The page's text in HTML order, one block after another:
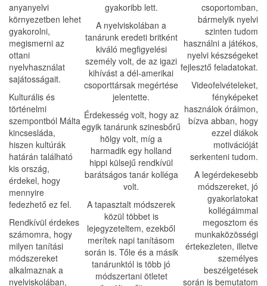
anyanyelvi
környezetben lehet
gyakorolni,
megismerni az
ottani
nyelvhasználat
sajátosságait.
Kulturális és
történelmi
szempontból Málta
kincsesláda,
hiszen kultúrák
határán található
kis ország,
érdekel, hogy
mennyire
fedezhető ez fel.
Rendkívül érdekes
számomra, hogy
milyen tanítási
módszereket
alkalmaznak a
nyelviskolában,
gyakoribb lett.
A nyelviskolában a
tanárunk eredeti britként
kiváló megfigyelési
személy volt, de az igazi
kihívást a dél-amerikai
csoporttársak megértése
jelentette.
Érdekesség volt, hogy az
egyik tanárunk szinesbőrű
hölgy volt, míg a
harmadik egy holland
hippi külsejű rendkívül
barátságos tanár kolléga
volt.
A tapasztalt módszerek
közül többet is
lejegyzeteltem, ezekből
merítek napi tanításom
során is. Tőle és a másik
tanárunktól is több jó
módszertani ötletet
csoportomban,
bármelyik nyelvi
szinten tudom
használni a játékos,
nyelvi készségeket
fejlesztő feladatokat.
Videofelvételeket,
fényképeket
használok óráimon,
bízva abban, hogy
ezzel diákok
motivációját
serkenteni tudom.
A legérdekesebb
módszereket, jó
gyakorlatokat
kollégáimmal
megosztom és
munkaközösségi
értekezleten, illetve
személyes
beszélgetések
során is bemutatom